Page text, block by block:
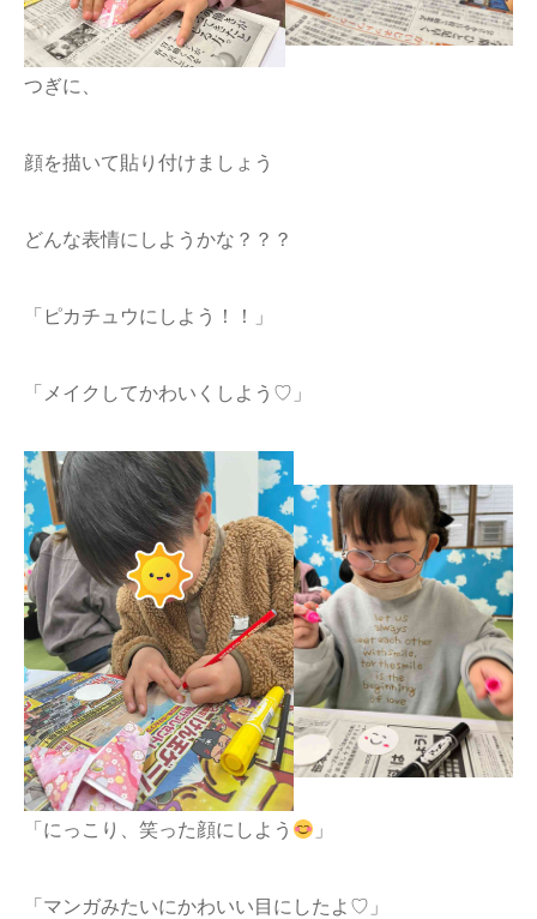
つぎに、
顔を描いて貼り付けましょう
どんな表情にしようかな？？？
「ピカチュウにしよう！！」
「メイクしてかわいくしよう♡」
「にっこり、笑った顔にしよう 」
「マンガみたいにかわいい目にしたよ♡」